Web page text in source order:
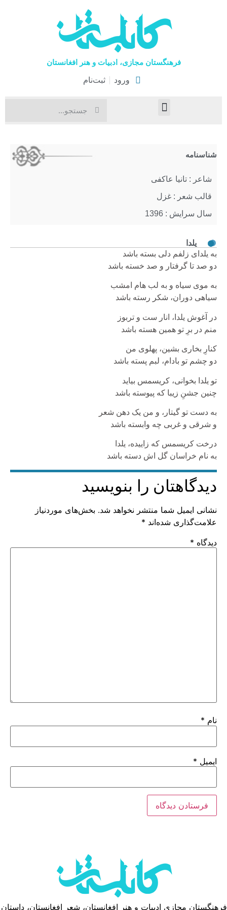
فرهنگستان مجازی، ادبیات و هنر افغانستان
ورود ثبت‌نام
یلدا
به یلدای زلفم دلی بسته باشد
دو صد تا گرفتار و صد خسته باشد
به موی سیاه و به لب هام امشب
سیاهی دوران، شکر رسته باشد
در آغوش یلدا، انار ست و تربوز
منم در بر‌ِ تو همین هسته باشد
کنارِ بخاری بشین، پهلوی من
دو چشم تو بادام، لبم پسته باشد
تو یلدا بخوانی، کریسمس بیاید
چنین جشنِ زیبا که پیوسته باشد
به دست تو گیتار، و من یک دهن شعر
و شرقی و غربی چه وابسته باشد
درخت کریسمس که زاییده، یلدا
به نام خراسان گل اش دسته باشد
دیدگاهتان را بنویسید
نشانی ایمیل شما منتشر نخواهد شد. بخش‌های موردنیاز
علامت‌گذاری شده‌اند *
دیدگاه *
نام *
ایمیل *
شناسنامه
شاعر : تانیا عاکفی
قالب شعر : غزل
سال سرایش : 1396
فرهنگستان مجازی ادبیات و هنر افغانستان، شعر افغانستان، داستان